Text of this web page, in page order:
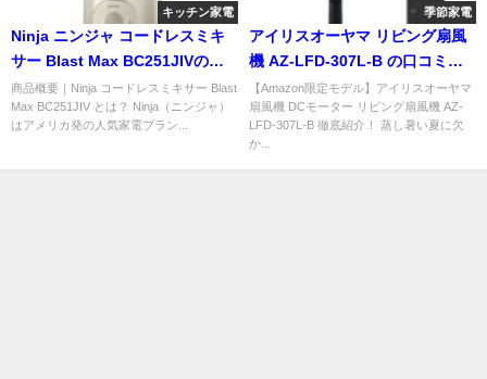
キッチン家電
Ninja ニンジャ コードレスミキ
サー Blast Max BC251JIVの口
コミ＆レビュー！
商品概要｜Ninja コードレスミキサー Blast
Max BC251JIV とは？ Ninja（ニンジャ）
はアメリカ発の人気家電ブラン...
季節家電
アイリスオーヤマ リビング扇風
機 AZ-LFD-307L-B の口コミ＆
レビュー！
【Amazon限定モデル】アイリスオーヤマ
扇風機 DCモーター リビング扇風機 AZ-
LFD-307L-B 徹底紹介！ 蒸し暑い夏に欠
か...